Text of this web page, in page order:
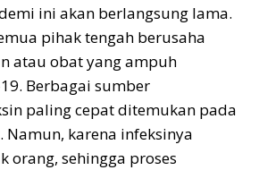
ini akan berlangsung lama.
pihak tengah berusaha
atau obat yang ampuh
Berbagai sumber
paling cepat ditemukan pada
karena infeksinya
orang, sehingga proses